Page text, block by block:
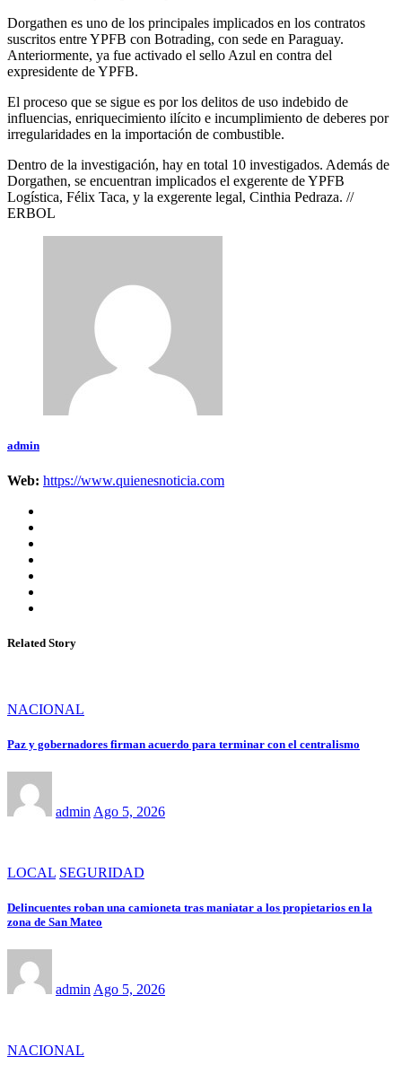
Dorgathen es uno de los principales implicados en los contratos
suscritos entre YPFB con Botrading, con sede en Paraguay.
Anteriormente, ya fue activado el sello Azul en contra del
expresidente de YPFB.
El proceso que se sigue es por los delitos de uso indebido de
influencias, enriquecimiento ilícito e incumplimiento de deberes por
irregularidades en la importación de combustible.
Dentro de la investigación, hay en total 10 investigados. Además de
Dorgathen, se encuentran implicados el exgerente de YPFB
Logística, Félix Taca, y la exgerente legal, Cinthia Pedraza. //
ERBOL
admin
Web: https://www.quienesnoticia.com
Related Story
NACIONAL
Paz y gobernadores firman acuerdo para terminar con el centralismo
admin Ago 5, 2026
LOCAL SEGURIDAD
Delincuentes roban una camioneta tras maniatar a los propietarios en la
zona de San Mateo
admin Ago 5, 2026
NACIONAL